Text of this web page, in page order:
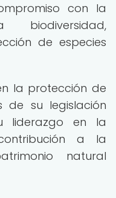
con la
de especies
la protección de
de su legislación
liderazgo en la
a la
natural